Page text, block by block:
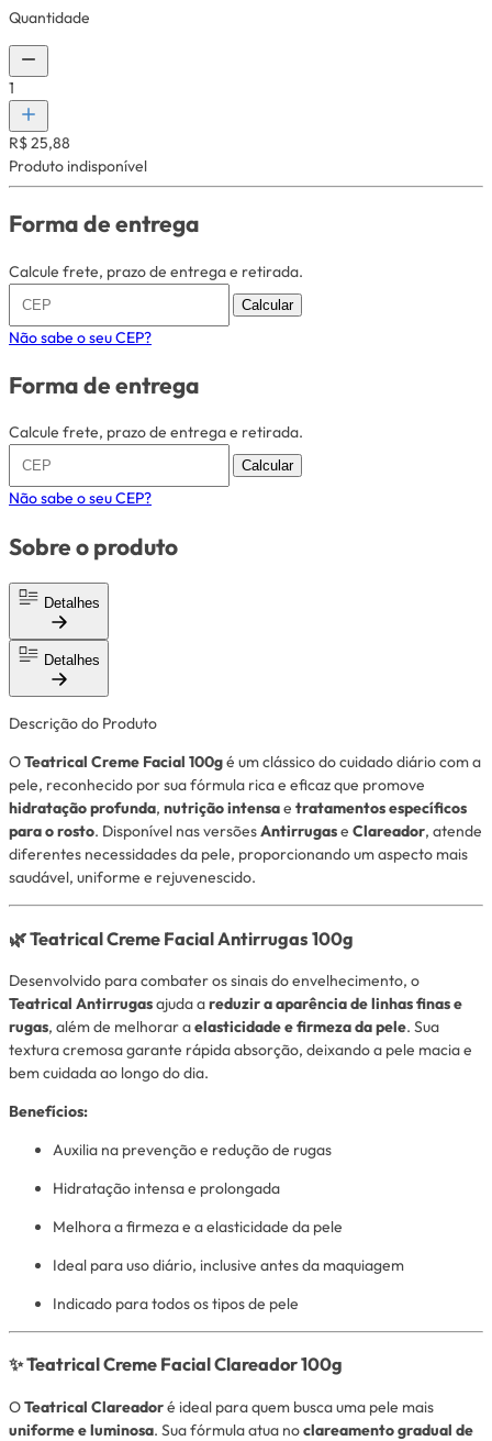
Quantidade
1
R$ 25,88
Produto indisponível
Forma de entrega
Calcule frete, prazo de entrega e retirada.
Calcular
Não sabe o seu CEP?
Forma de entrega
Calcule frete, prazo de entrega e retirada.
Calcular
Não sabe o seu CEP?
Sobre o produto
Detalhes
Detalhes
Descrição do Produto
OTeatrical Creme Facial 100gé um clássico do cuidado diário com a
pele, reconhecido por sua fórmula rica e eficaz que promove
hidratação profunda, nutrição intensae tratamentos específicos
para o rosto. Disponível nas versõesAntirrugase Clareador, atende
diferentes necessidades da pele, proporcionando um aspecto mais
saudável, uniforme e rejuvenescido.
🌿 Teatrical Creme Facial Antirrugas 100g
Desenvolvido para combater os sinais do envelhecimento, o
Teatrical Antirrugasajuda areduzir a aparência de linhas finas e
rugas, além de melhorar aelasticidade e firmeza da pele. Sua
textura cremosa garante rápida absorção, deixando a pele macia e
bem cuidada ao longo do dia.
Benefícios:
Auxilia na prevenção e redução de rugas
Hidratação intensa e prolongada
Melhora a firmeza e a elasticidade da pele
Ideal para uso diário, inclusive antes da maquiagem
Indicado para todos os tipos de pele
✨ Teatrical Creme Facial Clareador 100g
OTeatrical Clareadoré ideal para quem busca uma pele mais
uniforme e luminosa. Sua fórmula atua noclareamento gradual de